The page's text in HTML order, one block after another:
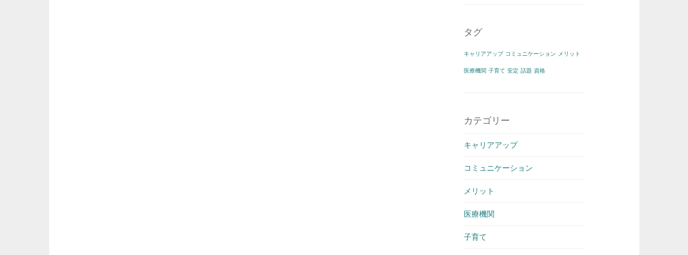
タグ
キャリアアップ コミュニケーション メリット
医療機関 子育て 安定 話題 資格
カテゴリー
キャリアアップ
コミュニケーション
メリット
医療機関
子育て